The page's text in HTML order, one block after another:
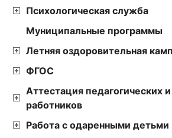
Психологическая служба
Муниципальные программы
Летняя оздоровительная
ФГОС
Аттестация педагогических
работников
Работа с одаренными детьми